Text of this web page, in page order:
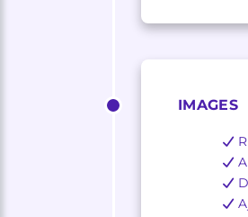
IMAGES